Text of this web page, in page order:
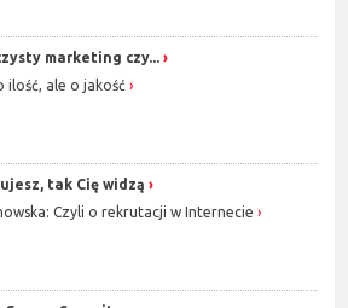
marketing czy...
ilość, ale o jakość
tak Cię widzą
Czyli o rekrutacji w Internecie